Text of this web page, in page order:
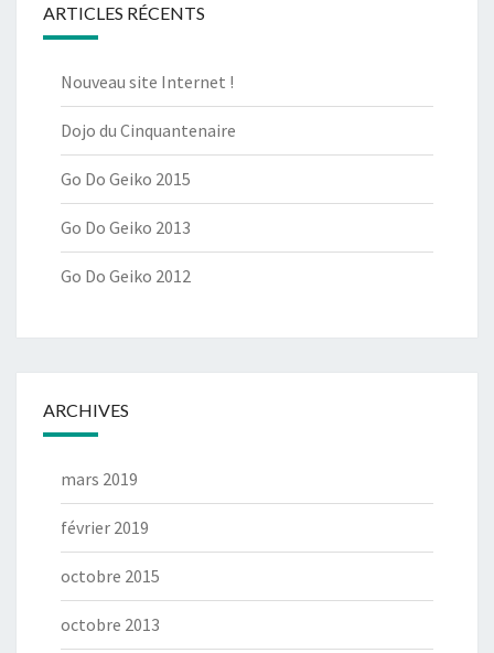
ARTICLES RÉCENTS
Nouveau site Internet !
Dojo du Cinquantenaire
Go Do Geiko 2015
Go Do Geiko 2013
Go Do Geiko 2012
ARCHIVES
mars 2019
février 2019
octobre 2015
octobre 2013